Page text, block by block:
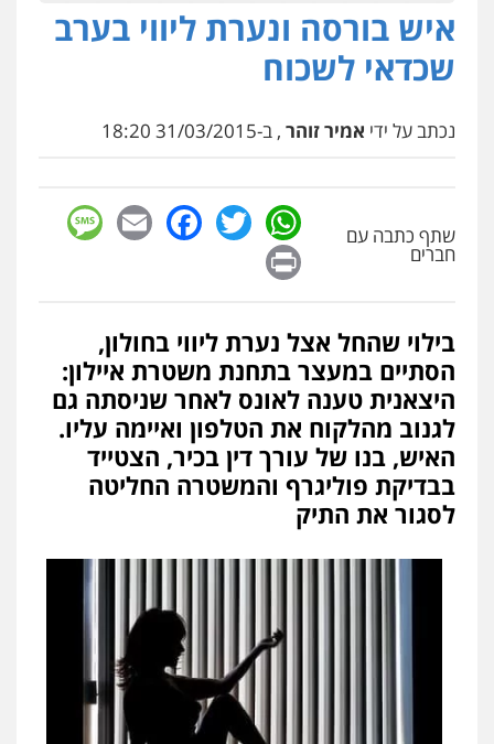
איש בורסה ונערת ליווי בערב
שכדאי לשכוח
נכתב על ידי אמיר זוהר , ב-31/03/2015 18:20
שתף כתבה עם
חברים
WhatsApp
Twitter
Facebook
Email
בילוי שהחל אצל נערת ליווי בחולון,
הסתיים במעצר בתחנת משטרת איילון:
היצאנית טענה לאונס לאחר שניסתה גם
לגנוב מהלקוח את הטלפון ואיימה עליו.
האיש, בנו של עורך דין בכיר, הצטייד
בבדיקת פוליגרף והמשטרה החליטה
לסגור את התיק